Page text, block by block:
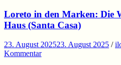
Loreto in den Marken: Die
Haus (Santa Casa)
23. August 202523. August 2025 /
Kommentar